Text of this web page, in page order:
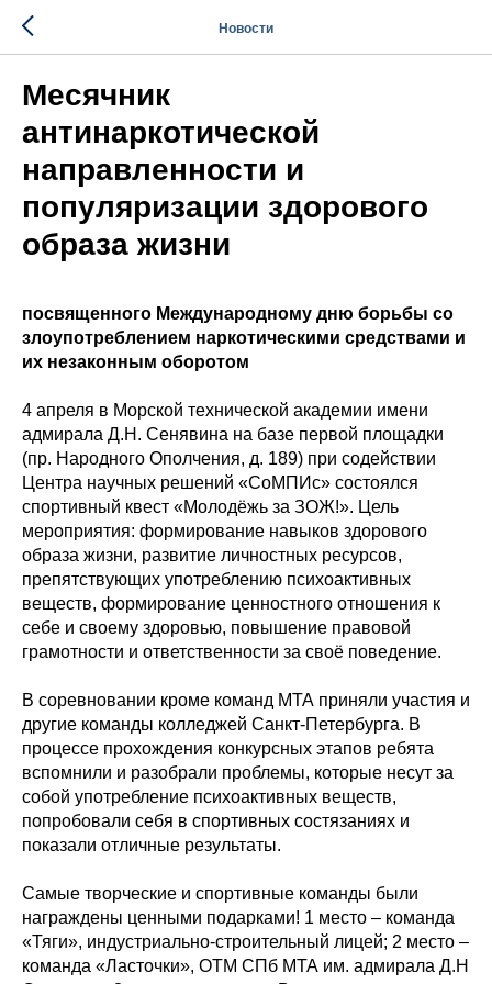
Новости
Месячник
антинаркотической
направленности и
популяризации здорового
образа жизни
посвященного Международному дню борьбы со
злоупотреблением наркотическими средствами и
их незаконным оборотом
4 апреля в Морской технической академии имени
адмирала Д.Н. Сенявина на базе первой площадки
(пр. Народного Ополчения, д. 189) при содействии
Центра научных решений «СоМПИс» состоялся
спортивный квест «Молодёжь за ЗОЖ!». Цель
мероприятия: формирование навыков здорового
образа жизни, развитие личностных ресурсов,
препятствующих употреблению психоактивных
веществ, формирование ценностного отношения к
себе и своему здоровью, повышение правовой
грамотности и ответственности за своё поведение.
В соревновании кроме команд МТА приняли участия и
другие команды колледжей Санкт-Петербурга. В
процессе прохождения конкурсных этапов ребята
вспомнили и разобрали проблемы, которые несут за
собой употребление психоактивных веществ,
попробовали себя в спортивных состязаниях и
показали отличные результаты.
Самые творческие и спортивные команды были
награждены ценными подарками! 1 место – команда
«Тяги», индустриально-строительный лицей; 2 место –
команда «Ласточки», ОТМ СПб МТА им. адмирала Д.Н